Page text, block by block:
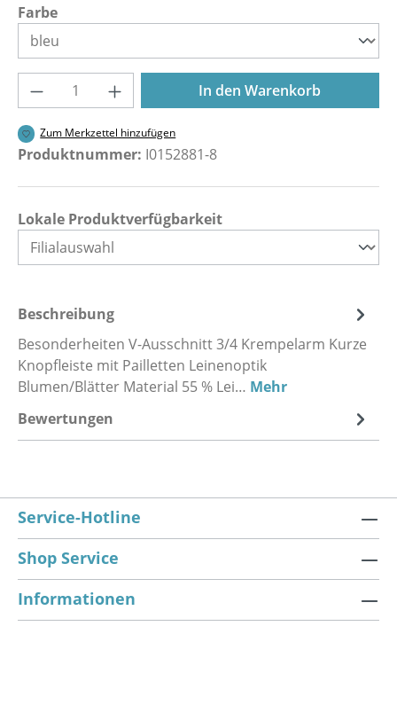
Farbeauswählen
Produkt Anzahl: Gib den gewünschten
In den Warenkorb
Zum Merkzettel hinzufügen
Produktnummer: I0152881-8
Lokale Produktverfügbarkeit
Beschreibung
Besonderheiten V-Ausschnitt 3/4 Krempelarm Kurze
Knopfleiste mit Pailletten Leinenoptik
Blumen/Blätter Material 55 % Lei… Mehr
Bewertungen
Service-Hotline
Shop Service
Informationen